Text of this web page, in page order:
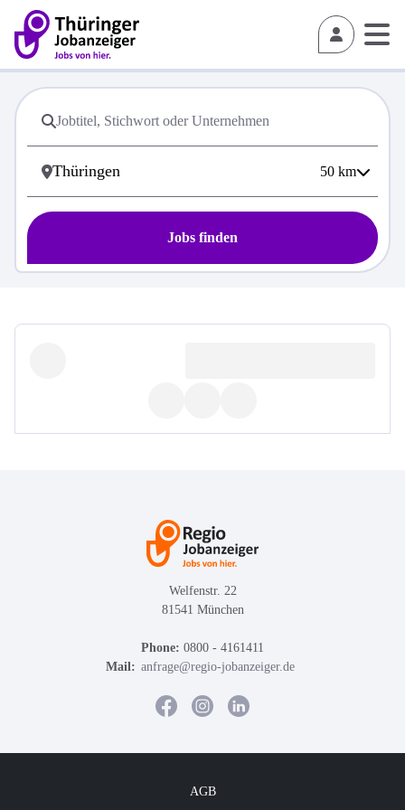
50 km
Jobs finden
Welfenstr. 22
81541 München
Phone: 0800 - 4161411
Mail: anfrage@regio-jobanzeiger.de
AGB